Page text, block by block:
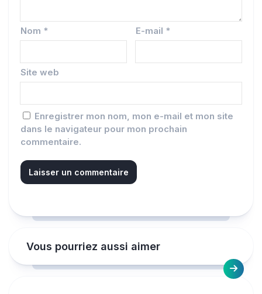
Nom * E-mail *
Site web
Enregistrer mon nom, mon e-mail et mon site
dans le navigateur pour mon prochain
commentaire.
Vous pourriez aussi aimer